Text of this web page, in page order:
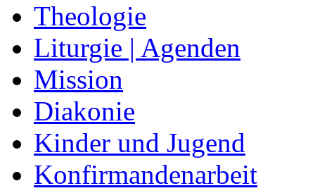
Theologie
Liturgie | Agenden
Mission
Diakonie
Kinder und Jugend
Konfirmandenarbeit